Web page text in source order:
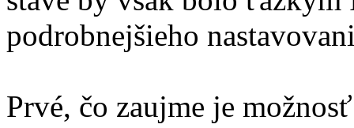
podrobnejšieho
Prvé, čo zaujme je